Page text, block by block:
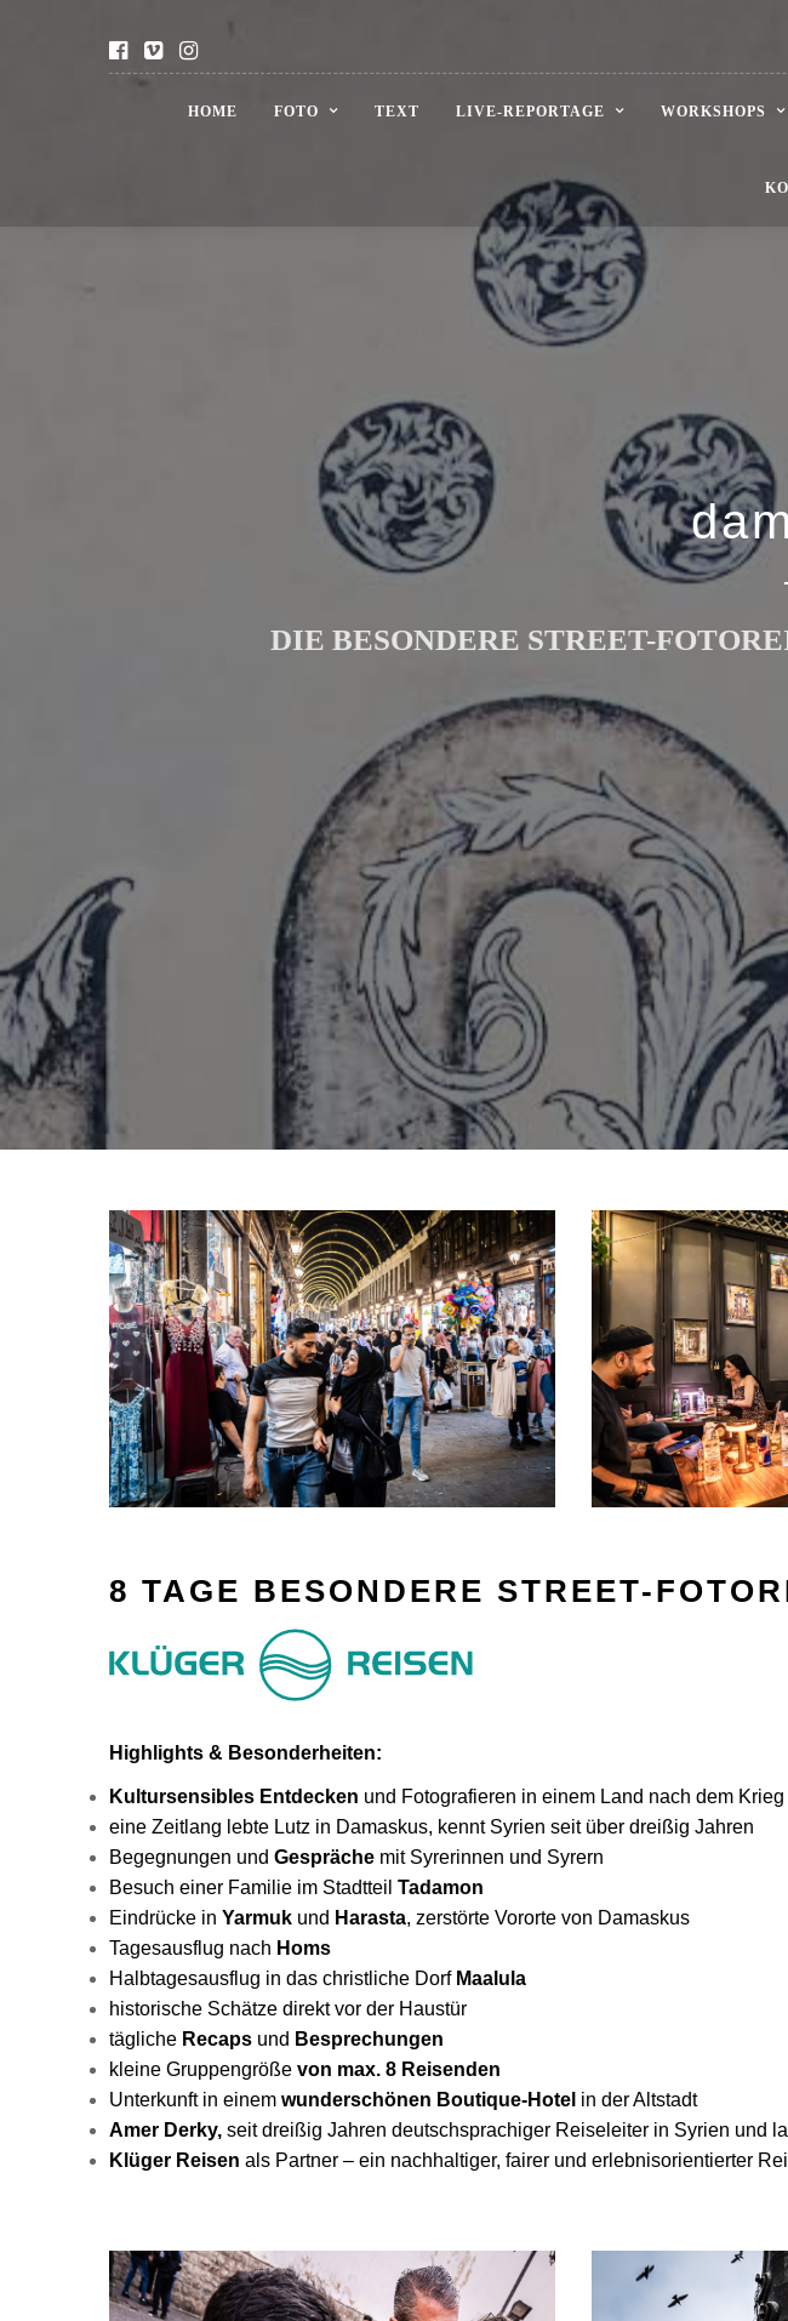
HOME FOTO TEXT LIVE-REPORTAGE WORKSHOPS
DIE BESONDERE STREET-
8 TAGE BESONDERE STREET-
Highlights & Besonderheiten:
Kultursensibles Entdecken und Fotografieren in einem Land nach dem
eine Zeitlang lebte Lutz in Damaskus, kennt Syrien seit über dreißig Jahren
Begegnungen und Gespräche mit Syrerinnen und Syrern
Besuch einer Familie im Stadtteil Tadamon
Eindrücke in Yarmuk und Harasta, zerstörte Vororte von Damaskus
Tagesausflug nach Homs
Halbtagesausflug in das christliche Dorf Maalula
historische Schätze direkt vor der Haustür
tägliche Recaps und Besprechungen
kleine Gruppengröße von max. 8 Reisenden
Unterkunft in einem wunderschönen Boutique-Hotel in der Altstadt
Amer Derky, seit dreißig Jahren deutschsprachiger Reiseleiter in Syrien und
Klüger Reisen als Partner – ein nachhaltiger, fairer und erlebnisorientierter